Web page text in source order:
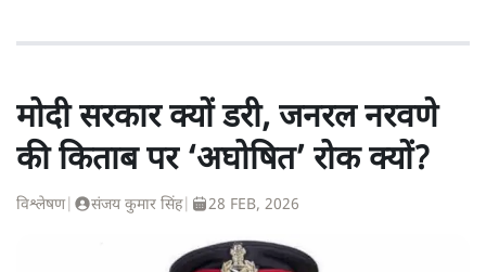
मोदी सरकार क्यों डरी, जनरल नरवणे
की किताब पर ‘अघोषित’ रोक क्यों?
विश्लेषण| संजय कुमार सिंह| 28 FEB, 2026